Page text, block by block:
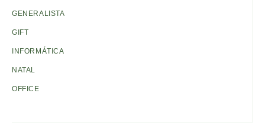
GENERALISTA
GIFT
INFORMÁTICA
NATAL
OFFICE